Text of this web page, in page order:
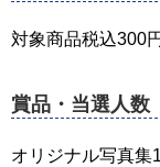
対象商品税込300
賞品・当選人数
オリジナル写真集